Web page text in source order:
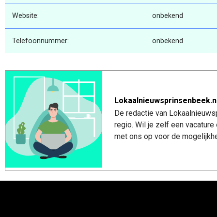
Website: onbekend
Telefoonnummer: onbekend
De redactie van
regio. Wil je zelf een
met ons op voor de